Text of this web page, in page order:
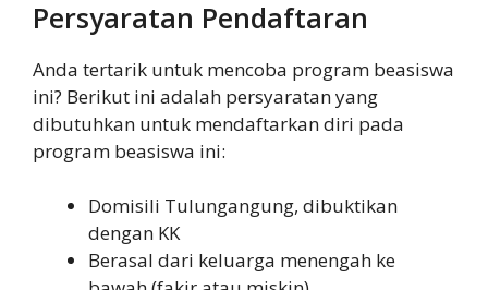
Persyaratan Pendaftaran
Anda tertarik untuk mencoba program beasiswa
ini? Berikut ini adalah persyaratan yang
dibutuhkan untuk mendaftarkan diri pada
program beasiswa ini:
Domisili Tulungangung, dibuktikan
dengan KK
Berasal dari keluarga menengah ke